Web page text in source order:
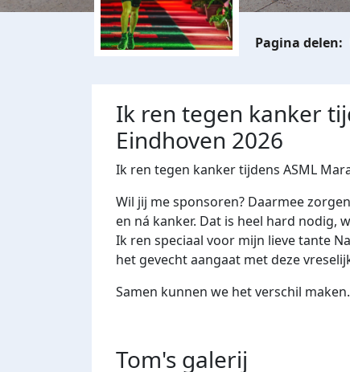
Ik ren tegen kanker
Eindhoven 2026
Ik ren tegen kanker tijdens ASML
Wil jij me sponsoren? Daarmee
en ná kanker. Dat is heel hard nodig,
Ik ren speciaal voor mijn lieve tante
het gevecht aangaat met deze
Samen kunnen we het verschil
Tom's galerij